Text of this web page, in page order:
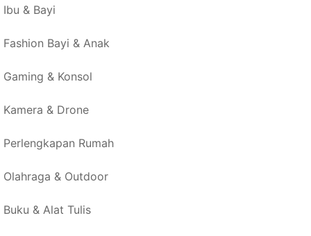
Ibu & Bayi
Fashion Bayi & Anak
Gaming & Konsol
Kamera & Drone
Perlengkapan Rumah
Olahraga & Outdoor
Buku & Alat Tulis